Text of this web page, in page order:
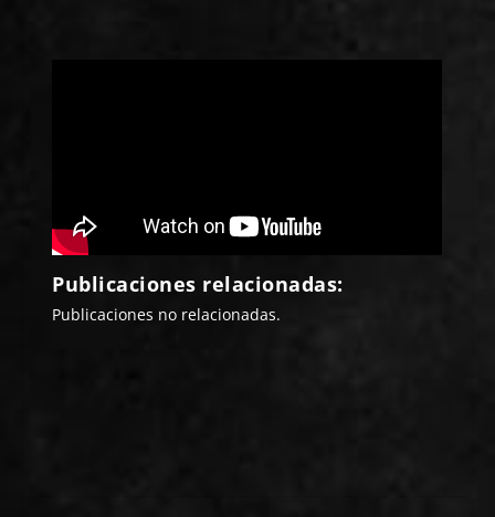
Publicaciones relacionadas:
Publicaciones no relacionadas.